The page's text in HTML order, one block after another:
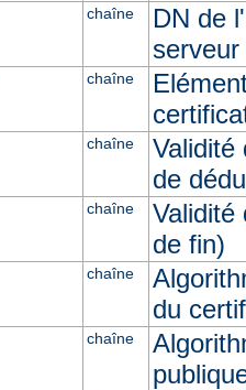
chaîne
DN de
serveur
chaîne
chaîne
Validité
de
chaîne
Validité
de fin)
chaîne
du
chaîne